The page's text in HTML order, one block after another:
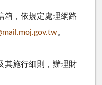
箱，依規定處理網路
。
其施行細則，辦理財